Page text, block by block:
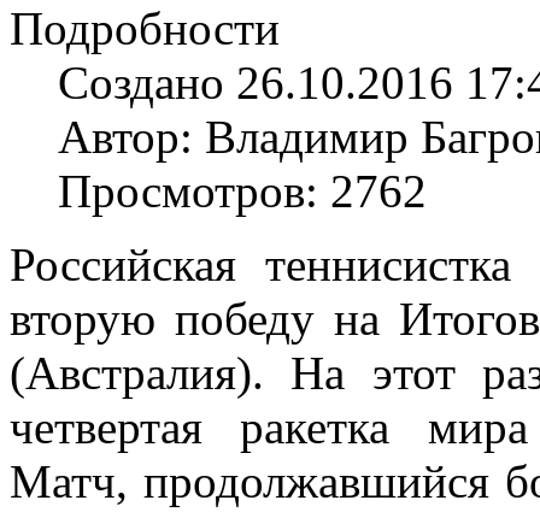
Подробности
Создано 26.10.2016
Автор: Владимир
Просмотров: 2762
Российская
вторую победу на
(Австралия). На этот
четвертая ракетка
Матч, продолжавшийся